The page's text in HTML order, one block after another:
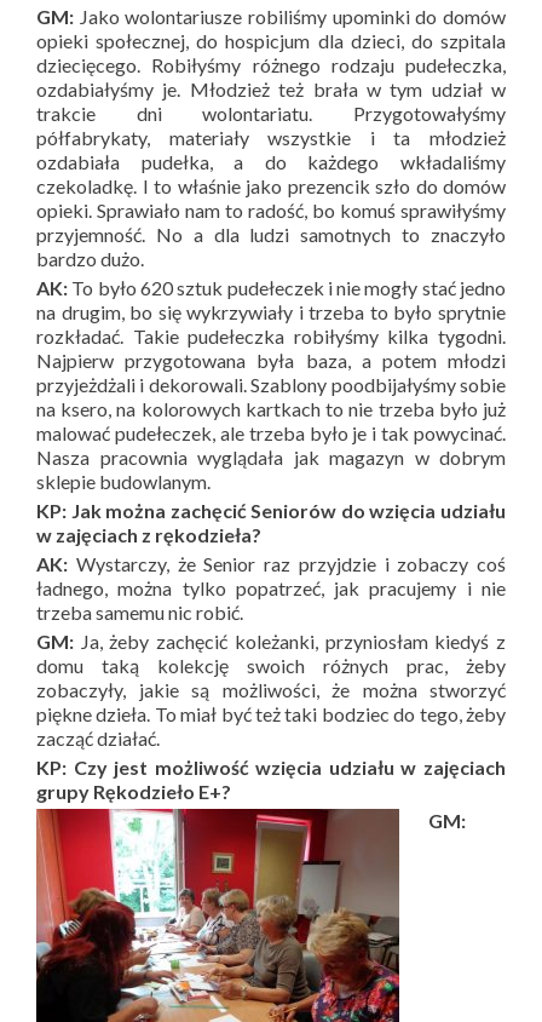
GM: Jako wolontariusze robiliśmy upominki do domów
opieki społecznej, do hospicjum dla dzieci, do szpitala
dziecięcego. Robiłyśmy różnego rodzaju pudełeczka,
ozdabiałyśmy je. Młodzież też brała w tym udział w
trakcie dni wolontariatu. Przygotowałyśmy
półfabrykaty, materiały wszystkie i ta młodzież
ozdabiała pudełka, a do każdego wkładaliśmy
czekoladkę. I to właśnie jako prezencik szło do domów
opieki. Sprawiało nam to radość, bo komuś sprawiłyśmy
przyjemność. No a dla ludzi samotnych to znaczyło
bardzo dużo.
AK: To było 620 sztuk pudełeczek i nie mogły stać jedno
na drugim, bo się wykrzywiały i trzeba to było sprytnie
rozkładać. Takie pudełeczka robiłyśmy kilka tygodni.
Najpierw przygotowana była baza, a potem młodzi
przyjeżdżali i dekorowali. Szablony poodbijałyśmy sobie
na ksero, na kolorowych kartkach to nie trzeba było już
malować pudełeczek, ale trzeba było je i tak powycinać.
Nasza pracownia wyglądała jak magazyn w dobrym
sklepie budowlanym.
KP: Jak można zachęcić Seniorów do wzięcia udziału
w zajęciach z rękodzieła?
AK: Wystarczy, że Senior raz przyjdzie i zobaczy coś
ładnego, można tylko popatrzeć, jak pracujemy i nie
trzeba samemu nic robić.
GM: Ja, żeby zachęcić koleżanki, przyniosłam kiedyś z
domu taką kolekcję swoich różnych prac, żeby
zobaczyły, jakie są możliwości, że można stworzyć
piękne dzieła. To miał być też taki bodziec do tego, żeby
zacząć działać.
KP: Czy jest możliwość wzięcia udziału w zajęciach
grupy Rękodzieło E+?
GM: